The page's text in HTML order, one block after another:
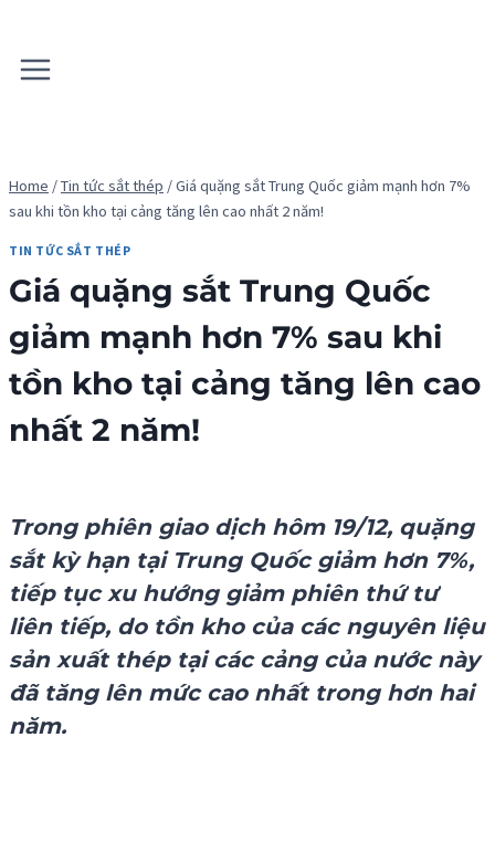
content
Home /Tin tức sắt thép /Giá quặng sắt Trung Quốc giảm mạnh hơn 7%
sau khi tồn kho tại cảng tăng lên cao nhất 2 năm!
TIN TỨC SẮT THÉP
Giá quặng sắt Trung Quốc
giảm mạnh hơn 7% sau khi
tồn kho tại cảng tăng lên cao
nhất 2 năm!
Trong phiên giao dịch hôm 19/12, quặng
sắt kỳ hạn tại Trung Quốc giảm hơn 7%,
tiếp tục xu hướng giảm phiên thứ tư
liên tiếp, do tồn kho của các nguyên liệu
sản xuất théptại các cảng của nước này
đã tăng lên mức cao nhất trong hơn hai
năm.